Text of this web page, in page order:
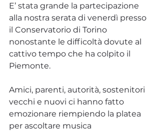
E’ stata grande la partecipazione
alla nostra serata di venerdì presso
il Conservatorio di Torino
nonostante le difficoltà dovute al
cattivo tempo che ha colpito il
Piemonte.
Amici, parenti, autorità, sostenitori
vecchi e nuovi ci hanno fatto
emozionare riempiendo la platea
per ascoltare musica